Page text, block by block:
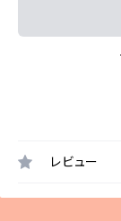
レビュー